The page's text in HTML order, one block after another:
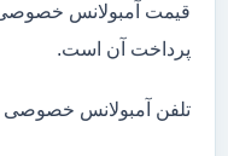
قیمت آمبولانس
پرداخت آن است.
تلفن آمبولانس خصوصی